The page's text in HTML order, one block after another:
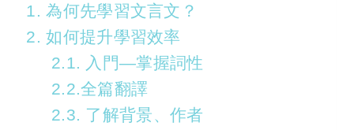
1. 為何先學習文言文？
2. 如何提升學習效率
2.1. 入門—掌握詞性
2.2.全篇翻譯
2.3. 了解背景、作者